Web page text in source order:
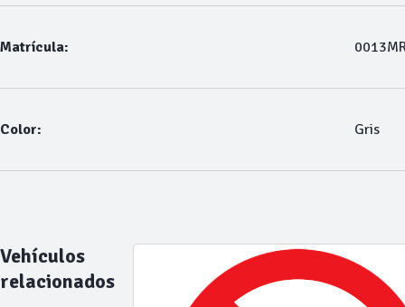
Matrícula:
Color: Gris
Vehículos
relacionados